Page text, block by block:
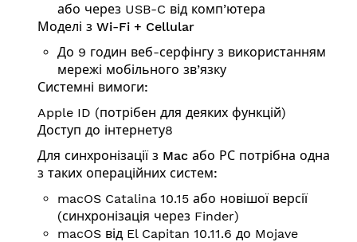
або через USB-C від комп’ютера
Моделі з Wi-Fi + Cellular
До 9 годин веб-серфінгу з використанням
мережі мобільного зв’язку
Системні вимоги:
Apple ID (потрібен для деяких функцій)
Доступ до інтернету8
Для синхронізації з Mac або РС потрібна одна
з таких операційних систем:
macOS Catalina 10.15 або новішої версії
(синхронізація через Finder)
macOS від El Capitan 10.11.6 до Mojave